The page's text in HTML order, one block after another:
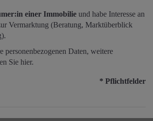
einer Immobilie und habe Interesse an
Vermarktung (Beratung, Marktüberblick
personenbezogenen Daten, weitere
Sie hier.
* Pflichtfelder